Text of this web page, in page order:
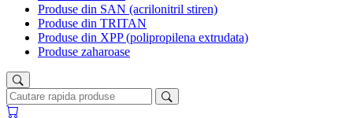
Produse din SAN (acrilonitril stiren)
Produse din TRITAN
Produse din XPP (polipropilena extrudata)
Produse zaharoase